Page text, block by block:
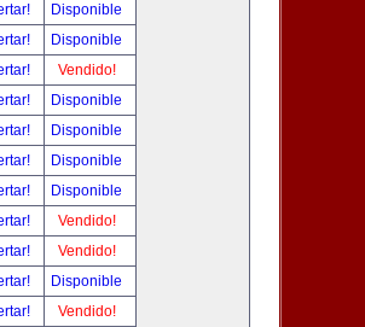
Disponible
Disponible
Vendido!
Disponible
Disponible
Disponible
Disponible
Vendido!
Vendido!
Disponible
Vendido!